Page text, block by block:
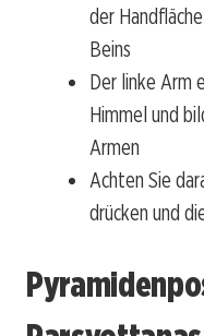
der
Beins
Der linke Arm
Himmel und
Armen
Achten Sie
drücken und